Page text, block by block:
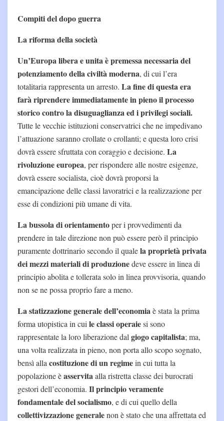
Compiti del dopo guerra
La riforma della società
Un’Europa libera e unita è premessa necessaria del
potenziamento della civiltà moderna, di cui l’era
totalitaria rappresenta un arresto. La fine di questa era
farà riprendere immediatamente in pieno il processo
storico contro la disuguaglianza ed i privilegi sociali.
Tutte le vecchie istituzioni conservatrici che ne impedivano
l’attuazione saranno crollate o crollanti; e questa loro crisi
dovrà essere sfruttata con coraggio e decisione. La
rivoluzione europea, per rispondere alle nostre esigenze,
dovrà essere socialista, cioè dovrà proporsi la
emancipazione delle classi lavoratrici e la realizzazione per
esse di condizioni più umane di vita.
La bussola di orientamentoper i provvedimenti da
prendere in tale direzione non può essere però il principio
puramente dottrinario secondo il qualela proprietà privata
dei mezzi materiali di produzionedeve essere in linea di
principio abolita e tollerata solo in linea provvisoria, quando
non se ne possa proprio fare a meno.
La statizzazione generale dell’economiaè stata la prima
forma utopistica in cui le classi operaiesi sono
rappresentate la loro liberazione dal giogo capitalista; ma,
una volta realizzata in pieno, non porta allo scopo sognato,
bensì alla costituzione di un regimein cui tutta la
popolazione èasservitaalla ristretta classe dei burocrati
gestori dell’economia. Il principio veramente
fondamentale del socialismo, e di cui quello della
collettivizzazione generalenon è stato che una affrettata ed